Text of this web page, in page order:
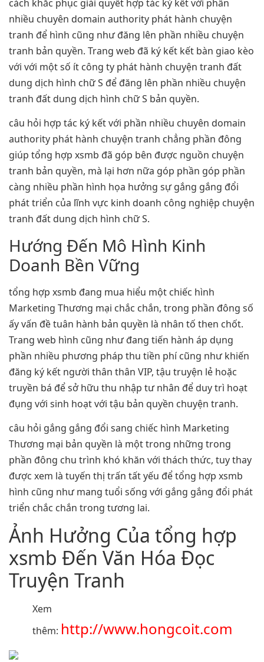
cách khắc phục giải quyết hợp tác ký kết với phần
nhiều chuyên domain authority phát hành chuyện
tranh để hình cũng như đăng lên phần nhiều chuyện
tranh bản quyền. Trang web đã ký kết kết bàn giao kèo
với với một số ít công ty phát hành chuyện tranh đất
dung dịch hình chữ S để đăng lên phần nhiều chuyện
tranh đất dung dịch hình chữ S bản quyền.
câu hỏi hợp tác ký kết với phần nhiều chuyên domain
authority phát hành chuyện tranh chẳng phần đông
giúp tổng hợp xsmb đã góp bên được nguồn chuyện
tranh bản quyền, mà lại hơn nữa góp phần góp phần
càng nhiều phần hình họa hưởng sự gắng gắng đổi
phát triển của lĩnh vực kinh doanh công nghiệp chuyện
tranh đất dung dịch hình chữ S.
Hướng Đến Mô Hình Kinh
Doanh Bền Vững
tổng hợp xsmb đang mua hiểu một chiếc hình
Marketing Thương mại chắc chắn, trong phần đông số
ấy vấn đề tuân hành bản quyền là nhân tố then chốt.
Trang web hình cũng như đang tiến hành áp dụng
phần nhiều phương pháp thu tiền phí cũng như khiến
đăng ký kết người thân thân VIP, tậu truyện lẻ hoặc
truyền bá để sở hữu thu nhập tư nhân để duy trì hoạt
đụng với sinh hoạt với tậu bản quyền chuyện tranh.
câu hỏi gắng gắng đổi sang chiếc hình Marketing
Thương mại bản quyền là một trong những trong
phần đông chu trình khó khăn với thách thức, tuy thay
được xem là tuyến thị trấn tất yếu để tổng hợp xsmb
hình cũng như mang tuổi sống với gắng gắng đổi phát
triển chắc chắn trong tương lai.
Ảnh Hưởng Của tổng hợp
xsmb Đến Văn Hóa Đọc
Truyện Tranh
Xem
thêm: http://www.hongcoit.com